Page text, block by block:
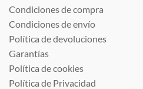
Condiciones de compra
Condiciones de envío
Política de devoluciones
Garantías
Política de cookies
Política de Privacidad